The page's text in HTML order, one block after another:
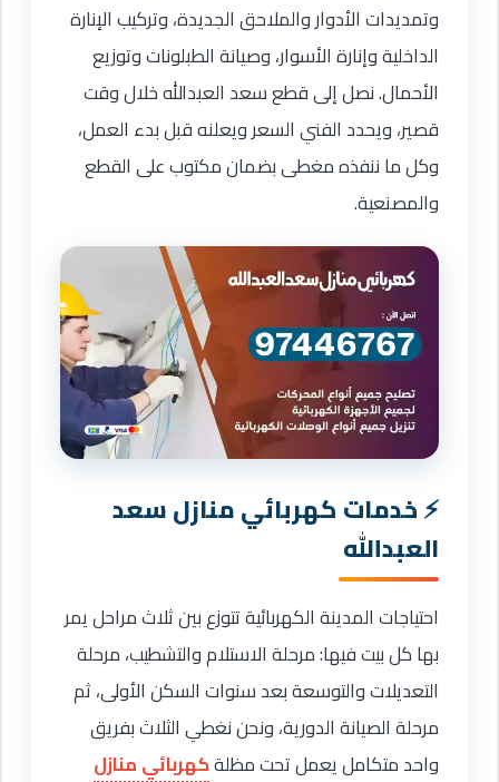
وتمديدات الأدوار والملاحق الجديدة، وتركيب الإنارة
الداخلية وإنارة الأسوار، وصيانة الطبلونات وتوزيع
الأحمال. نصل إلى قطع سعد العبدالله خلال وقت
قصير، ويحدد الفني السعر ويعلنه قبل بدء العمل،
وكل ما ننفذه مغطى بضمان مكتوب على القطع
والمصنعية.
خدمات كهربائي منازل سعد
العبدالله
احتياجات المدينة الكهربائية تتوزع بين ثلاث مراحل يمر
بها كل بيت فيها: مرحلة الاستلام والتشطيب، مرحلة
التعديلات والتوسعة بعد سنوات السكن الأولى، ثم
مرحلة الصيانة الدورية، ونحن نغطي الثلاث بفريق
واحد متكامل يعمل تحت مظلةكهربائي منازل